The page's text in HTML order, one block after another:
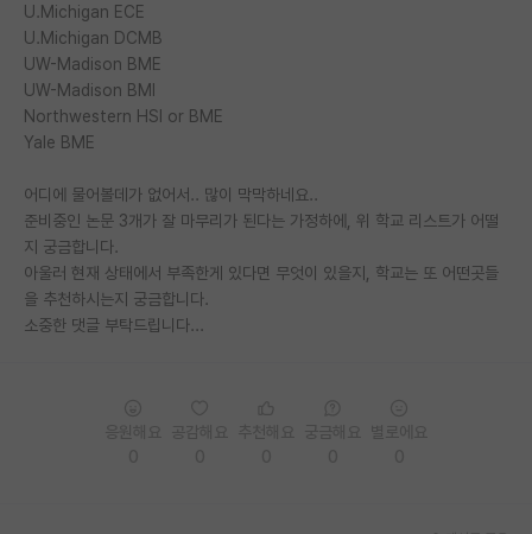
U.Michigan ECE
U.Michigan DCMB
UW-Madison BME
UW-Madison BMI
Northwestern HSI or BME
Yale BME
어디에 물어볼데가 없어서.. 많이 막막하네요..
준비중인 논문 3개가 잘 마무리가 된다는 가정하에, 위 학교 리스트가 어떨
지 궁금합니다.
아울러 현재 상태에서 부족한게 있다면 무엇이 있을지, 학교는 또 어떤곳들
을 추천하시는지 궁금합니다.
소중한 댓글 부탁드립니다...